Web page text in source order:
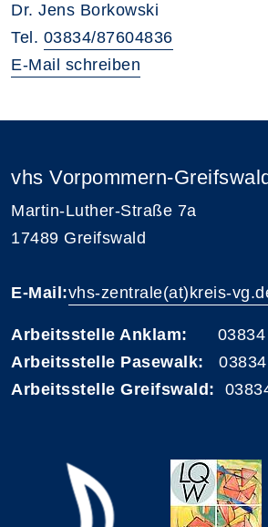
Dr. Jens Borkowski
Tel. 03834/87604836
E-Mail schreiben
vhs Vorpommern-Greifswald
Martin-Luther-Straße 7a
17489 Greifswald
E-Mail:vhs-zentrale(at)kreis-
Arbeitsstelle Anklam: 03834 /
Arbeitsstelle Pasewalk: 03834
Arbeitsstelle Greifswald: